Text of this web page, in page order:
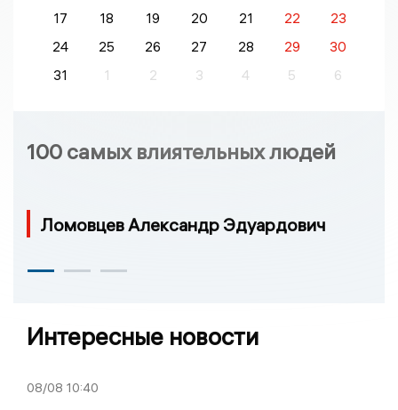
17
18 19 20 21 22
23
24
25 26 27 28 29
30
31
1 2 3 4 5 6
100 самых влиятельных людей
Ломовцев Александр Эдуардович
Интересные новости
08/08 10:40